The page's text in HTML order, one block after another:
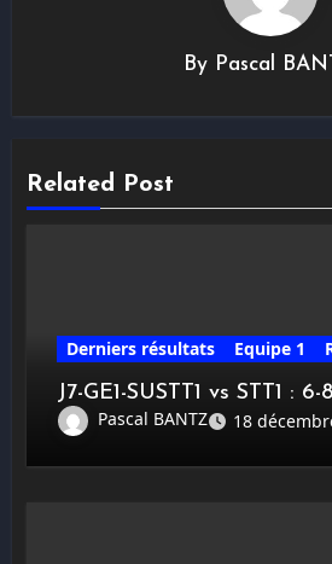
By Pascal
Related Post
Derniers résultats Equipe 1
J7-GE1-SUSTT1 vs STT1 : 6-8
Pascal BANTZ
18